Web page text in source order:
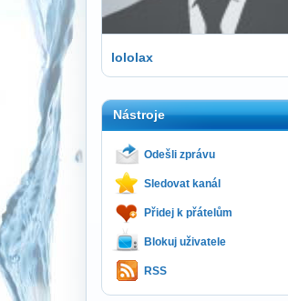
lololax
Nástroje
Odešli zprávu
Sledovat kanál
Přidej k přátelům
Blokuj uživatele
RSS